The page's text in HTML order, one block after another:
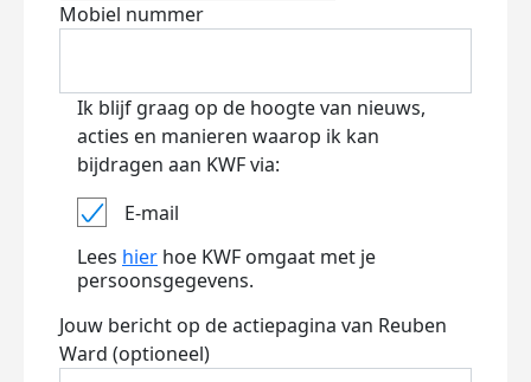
Mobiel nummer
Ik blijf graag op de hoogte van nieuws,
acties en manieren waarop ik kan
bijdragen aan KWF via:
E-mail
Lees hier hoe KWF omgaat met je
persoonsgegevens.
Jouw bericht op de actiepagina van Reuben
Ward (optioneel)